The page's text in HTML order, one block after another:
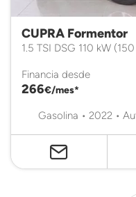
CUPRA Formentor
1.5 TSI DSG 110 kW
Financia desde
266€/mes*
Gasolina • 2022 •